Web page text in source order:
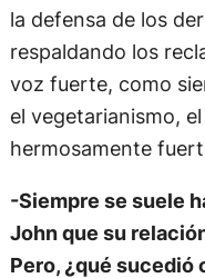
la defensa de los
respaldando los
voz fuerte, como
el vegetarianismo,
hermosamente
-Siempre se suele
John que su
Pero, ¿qué sucedió